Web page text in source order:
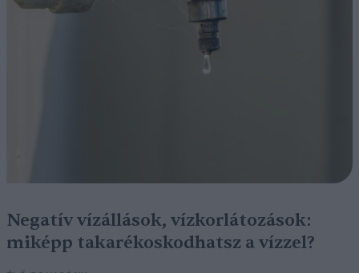
Negatív vízállások, vízkorlátozások:
miképp takarékoskodhatsz a vízzel?